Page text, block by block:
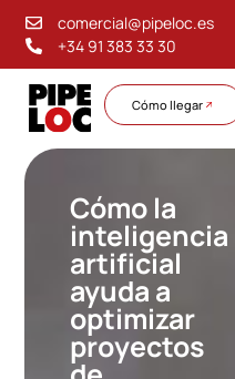
comercial@pipeloc.es
+34 91 383 33 30
Cómo llegar
Cómo la
inteligencia
artificial
ayuda a
optimizar
proyectos